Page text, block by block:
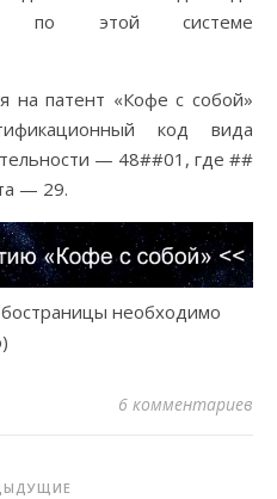
по этой системе
на патент «Кофе с собой»
код вида
— 48##01, где ##
— 29.
необходимо
6 комментариев